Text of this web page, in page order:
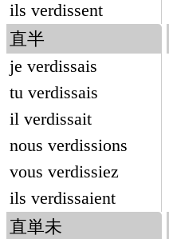
ils verdissent
直半
je verdissais
tu verdissais
il verdissait
nous verdissions
vous verdissiez
ils verdissaient
直単未